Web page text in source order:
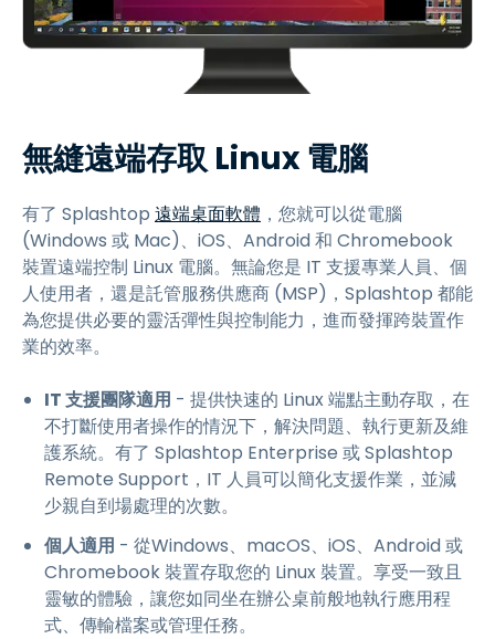
無縫遠端存取 Linux 電腦
有了 Splashtop 遠端桌面軟體 ，您就可以從電腦
(Windows 或 Mac)、iOS、Android 和 Chromebook
裝置遠端控制 Linux 電腦。無論您是 IT 支援專業人員、個
人使用者，還是託管服務供應商 (MSP)，Splashtop 都能
為您提供必要的靈活彈性與控制能力，進而發揮跨裝置作
業的效率。
IT 支援團隊適用 - 提供快速的 Linux 端點主動存取，在
不打斷使用者操作的情況下，解決問題、執行更新及維
護系統。有了 Splashtop Enterprise 或 Splashtop
Remote Support，IT 人員可以簡化支援作業，並減
少親自到場處理的次數。
個人適用 - 從Windows、macOS、iOS、Android 或
Chromebook 裝置存取您的 Linux 裝置。享受一致且
靈敏的體驗，讓您如同坐在辦公桌前般地執行應用程
式、傳輸檔案或管理任務。